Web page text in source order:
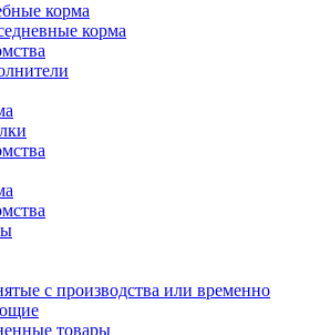
корма
корма
с производства или временно
товары